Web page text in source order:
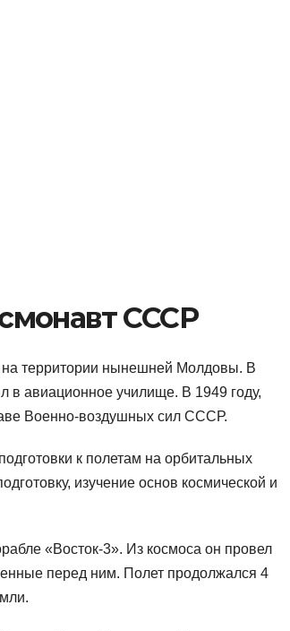
СССР
на территории нынешней Молдовы. В
в авиационное училище. В 1949 году,
Военно-воздушных сил СССР.
к полетам на орбитальных
изучение основ космической и
«Восток-3». Из космоса он провел
перед ним. Полет продолжался 4